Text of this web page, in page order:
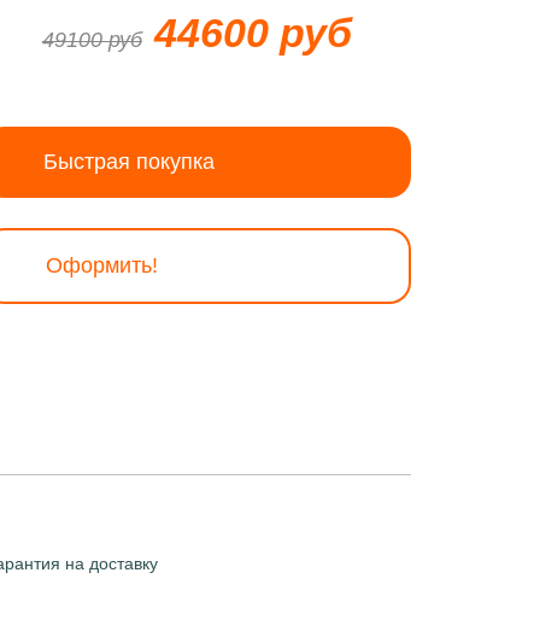
49100 руб 44600 руб
Быстрая покупка
Оформить!
на доставку